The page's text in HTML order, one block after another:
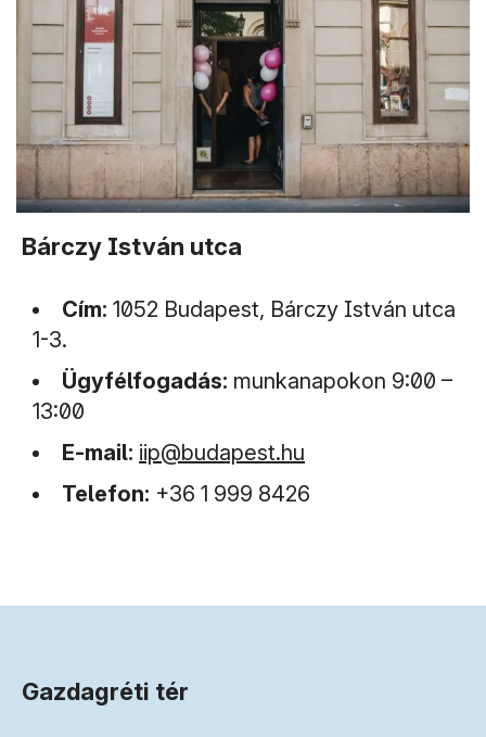
Bárczy István utca
Cím: 1052 Budapest, Bárczy István utca
1-3.
Ügyfélfogadás: munkanapokon 9:00 –
13:00
E-mail: (új ablakban nyílik meg)
iip@budapest.hu
Telefon: +36 1 999 8426
Gazdagréti tér